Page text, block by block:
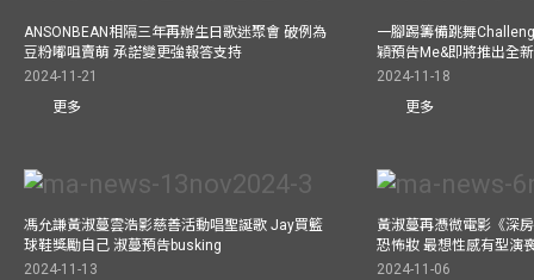
ANSONBEAN相隔三年再辦生日歌迷聚會 破例為
豆粉嘟咀賣萌 承諾變更強報答支持
2024-11-21
更多
一腳踢籌備跳舞
穎預告Me&即將推出全
2024-11-18
更多
馮允謙黃淑蔓雲浩影慈善活動唱聖誕歌 Jay買籃
球鞋獎勵自己 淑蔓預告busking
2024-11-13
黃淑蔓再憑微電影《深
恐怖妝 最想性感有型演
2024-11-06